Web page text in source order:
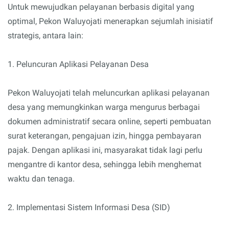
Untuk mewujudkan pelayanan berbasis digital yang
optimal, Pekon Waluyojati menerapkan sejumlah inisiatif
strategis, antara lain:
1. Peluncuran Aplikasi Pelayanan Desa
Pekon Waluyojati telah meluncurkan aplikasi pelayanan
desa yang memungkinkan warga mengurus berbagai
dokumen administratif secara online, seperti pembuatan
surat keterangan, pengajuan izin, hingga pembayaran
pajak. Dengan aplikasi ini, masyarakat tidak lagi perlu
mengantre di kantor desa, sehingga lebih menghemat
waktu dan tenaga.
2. Implementasi Sistem Informasi Desa (SID)